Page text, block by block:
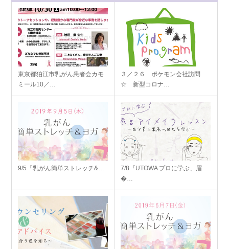
東京都狛江市乳がん患者会カモ
ミール10／…
３／２６ ポケモン会社訪問
☆ 新型コロナ…
9/5『乳がん簡単ストレッチ&…
7/8『UTOWA プロに学ぶ、眉
�…